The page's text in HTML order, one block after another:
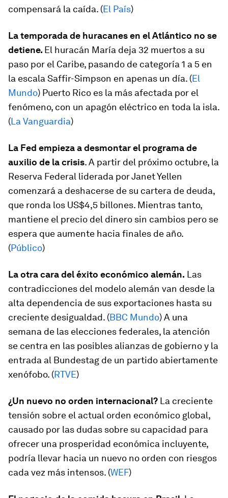
compensará la caída. (El País)
La temporada de huracanes en el Atlántico no se
detiene. El huracán María deja 32 muertos a su
paso por el Caribe, pasando de categoría 1 a 5 en
la escala Saffir-Simpson en apenas un día. (El
Mundo) Puerto Rico es la más afectada por el
fenómeno, con un apagón eléctrico en toda la isla.
(La Vanguardia)
La Fed empieza a desmontar el programa de
auxilio de la crisis. A partir del próximo octubre, la
Reserva Federal liderada por Janet Yellen
comenzará a deshacerse de su cartera de deuda,
que ronda los US$4,5 billones. Mientras tanto,
mantiene el precio del dinero sin cambios pero se
espera que aumente hacia finales de año.
(Público)
La otra cara del éxito económico alemán. Las
contradicciones del modelo alemán van desde la
alta dependencia de sus exportaciones hasta su
creciente desigualdad. (BBC Mundo) A una
semana de las elecciones federales, la atención
se centra en las posibles alianzas de gobierno y la
entrada al Bundestag de un partido abiertamente
xenófobo. (RTVE)
¿Un nuevo no orden internacional? La creciente
tensión sobre el actual orden económico global,
causado por las dudas sobre su capacidad para
ofrecer una prosperidad económica incluyente,
podría llevar hacia un nuevo no orden con riesgos
cada vez más intensos. (WEF)